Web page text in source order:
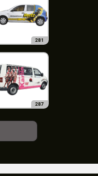
281
287